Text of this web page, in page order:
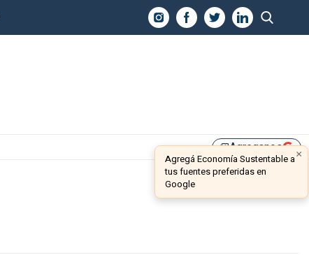
library_addAgreganos ×
Agregá Economía Sustentable a
tus fuentes preferidas en
Google